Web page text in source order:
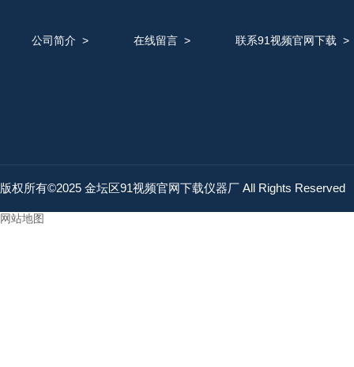
公司简介 > 在线留言> 联系91视频官网下载
版权所有©2025 金坛区91视频官网下载仪器厂 All Rights Reserved
网站地图